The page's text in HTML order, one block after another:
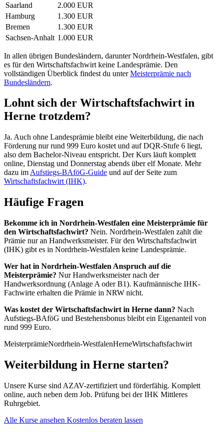
Saarland
2.000 EUR
Hamburg
1.300 EUR
Bremen
1.300 EUR
Sachsen-Anhalt 1.000 EUR
In allen übrigen Bundesländern, darunter Nordrhein-Westfalen, gibt
es für den Wirtschaftsfachwirt keine Landesprämie. Den
vollständigen Überblick findest du unterMeisterprämie nach
Bundesländern.
Lohnt sich der Wirtschaftsfachwirt in
Herne trotzdem?
Ja. Auch ohne Landesprämie bleibt eine Weiterbildung, die nach
Förderung nur rund 999 Euro kostet und auf DQR-Stufe 6 liegt,
also dem Bachelor-Niveau entspricht. Der Kurs läuft komplett
online, Dienstag und Donnerstag abends über elf Monate. Mehr
dazu im Aufstiegs-BAföG-Guide und auf der Seite zum
Wirtschaftsfachwirt (IHK).
Häufige Fragen
Bekomme ich in Nordrhein-Westfalen eine Meisterprämie für
den Wirtschaftsfachwirt? Nein. Nordrhein-Westfalen zahlt die
Prämie nur an Handwerksmeister. Für den Wirtschaftsfachwirt
(IHK) gibt es in Nordrhein-Westfalen keine Landesprämie.
Wer hat in Nordrhein-Westfalen Anspruch auf die
Meisterprämie? Nur Handwerksmeister nach der
Handwerksordnung (Anlage A oder B1). Kaufmännische IHK-
Fachwirte erhalten die Prämie in NRW nicht.
Was kostet der Wirtschaftsfachwirt in Herne dann? Nach
Aufstiegs-BAföG und Bestehensbonus bleibt ein Eigenanteil von
rund 999 Euro.
MeisterprämieNordrhein-WestfalenHerneWirtschaftsfachwirt
Weiterbildung in Herne starten?
Unsere Kurse sind AZAV-zertifiziert und förderfähig. Komplett
online, auch neben dem Job. Prüfung bei der IHK Mittleres
Ruhrgebiet.
Alle Kurse ansehen Kostenlos beraten lassen